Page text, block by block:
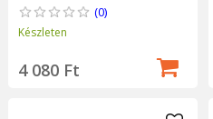
(0)
Készleten
4 080 Ft